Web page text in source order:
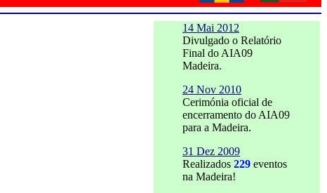
14 Mai 2012
Divulgado o Relatório
Final do AIA09
Madeira.
24 Nov 2010
Cerimónia oficial de
encerramento do AIA09
para a Madeira.
31 Dez 2009
Realizados 229 eventos
na Madeira!